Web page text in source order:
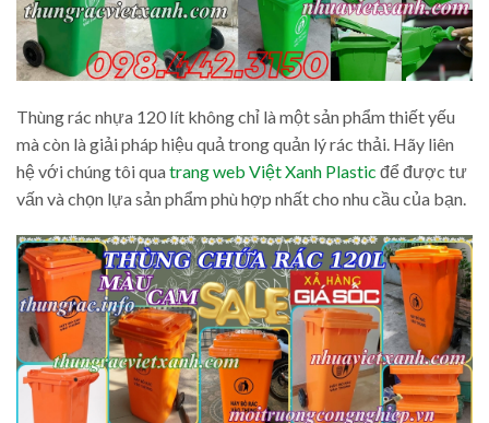
Thùng rác nhựa 120 lít không chỉ là một sản phẩm thiết yếu
mà còn là giải pháp hiệu quả trong quản lý rác thải. Hãy liên
hệ với chúng tôi quatrang web Việt Xanh Plastic để được tư
vấn và chọn lựa sản phẩm phù hợp nhất cho nhu cầu của bạn.